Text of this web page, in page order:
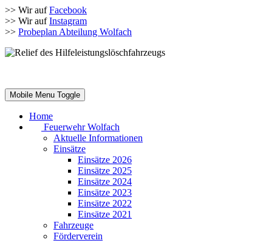
>> Wir aufFacebook
>> Wir aufInstagram
>> Probeplan Abteilung Wolfach
Mobile Menu Toggle
Home
Feuerwehr Wolfach
Aktuelle Informationen
Einsätze
Einsätze 2026
Einsätze 2025
Einsätze 2024
Einsätze 2023
Einsätze 2022
Einsätze 2021
Fahrzeuge
Förderverein